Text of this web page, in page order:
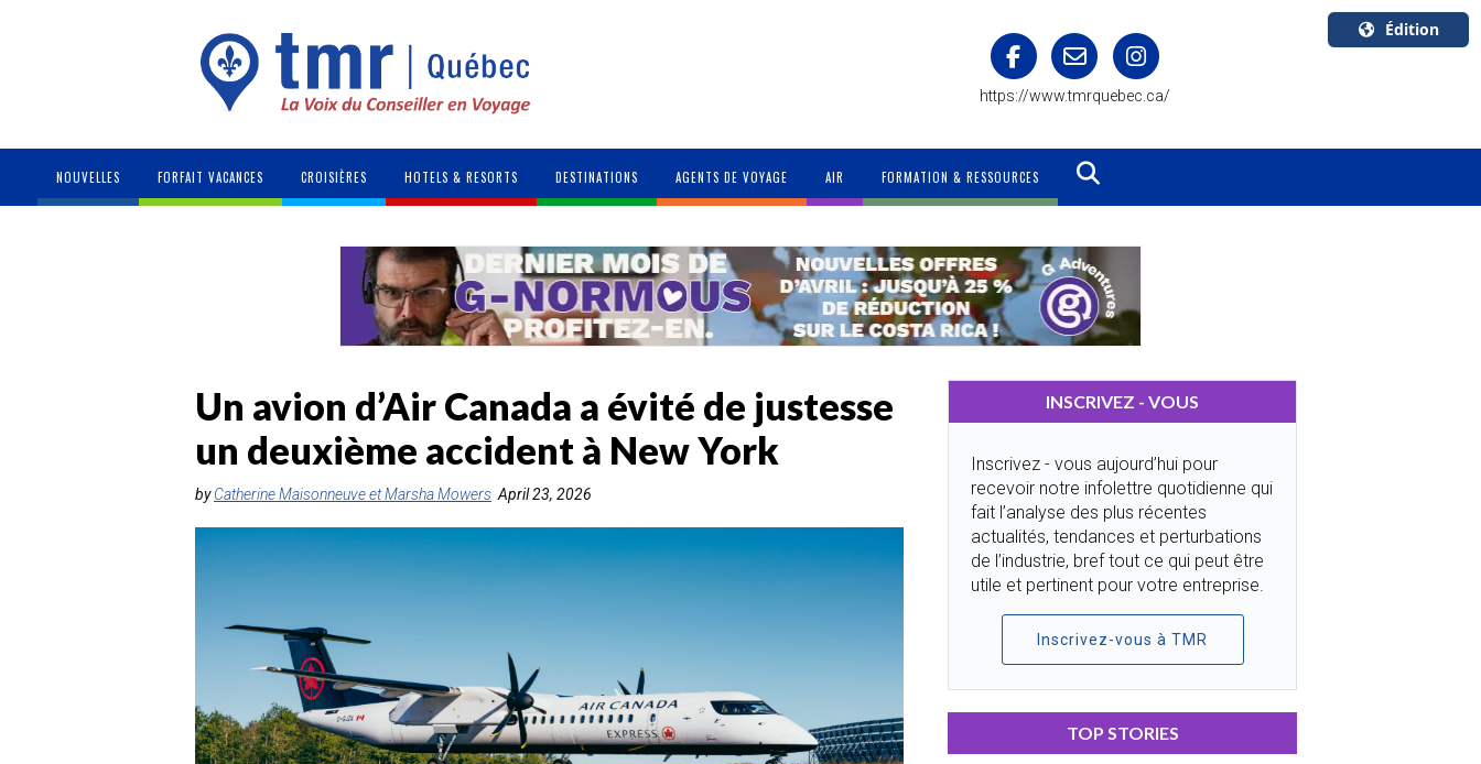
https://www.tmrquebec.ca/
Édition
Canada
NOUVELLES FORFAIT VACANCES CROISIÈRES HOTELS & RESORTS DESTINATIONS AGENTS DE VOYAGE AIR FORMATION & RESSOURCES
Un avion d’Air Canada a évité de justesse
un deuxième accident à New York
byCatherine Maisonneuve et Marsha Mowers April 23, 2026
INSCRIVEZ - VOUS
Inscrivez - vous aujourd’hui pour
recevoir notre infolettre quotidienne qui
fait l’analyse des plus récentes
actualités, tendances et perturbations
de l’industrie, bref tout ce qui peut être
utile et pertinent pour votre entreprise.
Inscrivez-vous à TMR
TOP STORIES